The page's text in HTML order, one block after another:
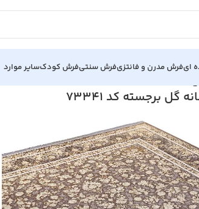
ایفرش مدرن و فانتزیفرش سنتیفرش کودکسایر موارد